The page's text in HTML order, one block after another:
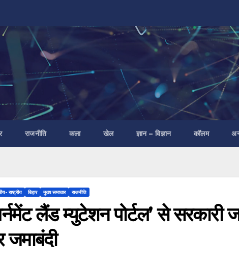
राजनीति कला खेल ज्ञान – विज्ञान कॉलम
राष्ट्रीय बिहार मुख्य समाचार राजनीति
लैंड म्युटेशन पोर्टल’ से सरकारी